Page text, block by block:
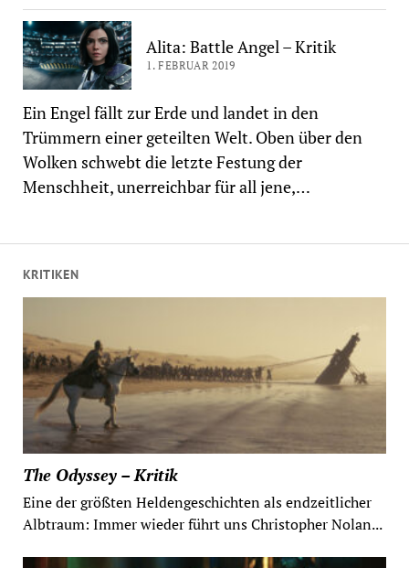
KRITIKEN
The Odyssey – Kritik
Eine der größten Heldengeschichten als endzeitlicher
Albtraum: Immer wieder führt uns Christopher Nolan...
Alita: Battle Angel – Kritik
1. FEBRUAR 2019
Ein Engel fällt zur Erde und landet in den
Trümmern einer geteilten Welt. Oben über den
Wolken schwebt die letzte Festung der
Menschheit, unerreichbar für all jene,…